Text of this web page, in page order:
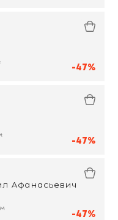
-47%
-47%
-47%
Афанасьевич